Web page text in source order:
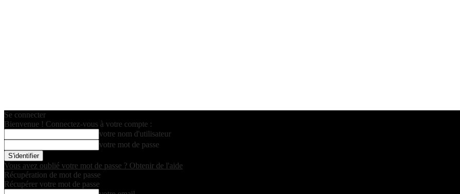
Se connecter
Bienvenue ! Connectez-vous à votre compte :
votre nom d'utilisateur
votre mot de passe
Vous avez oublié votre mot de passe ? Obtenir de l'aide
Récupération de mot de passe
Récupérer votre mot de passe